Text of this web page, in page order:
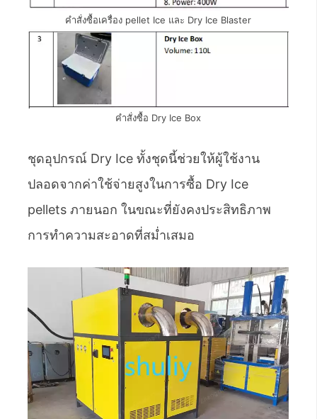
คำสั่งซื้อเครื่อง pellet Ice และ Dry Ice Blaster
คำสั่งซื้อ Dry Ice Box
ชุดอุปกรณ์ Dry Ice ทั้งชุดนี้ช่วยให้ผู้ใช้งาน
ปลอดจากค่าใช้จ่ายสูงในการซื้อ Dry Ice
pellets ภายนอก ในขณะที่ยังคงประสิทธิภาพ
การทำความสะอาดที่สม่ำเสมอ